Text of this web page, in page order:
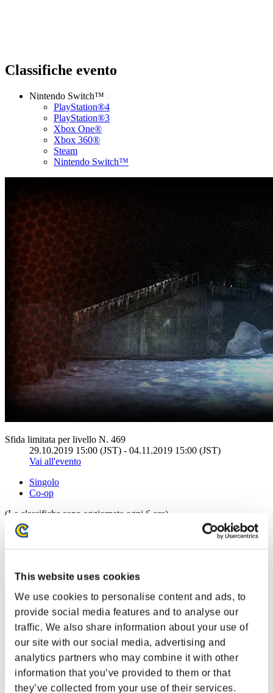
This website uses cookies
We use cookies to personalise content and ads, to
provide social media features and to analyse our
traffic. We also share information about your use of
our site with our social media, advertising and
analytics partners who may combine it with other
information that you’ve provided to them or that
they’ve collected from your use of their services.
Classifiche evento
Nintendo Switch™
PlayStation®4
PlayStation®3
Xbox One®
Xbox 360®
Steam
Nintendo Switch™
Sfida limitata per livello N. 469
29.10.2019 15:00 (JST) - 04.11.2019 15:00 (JST)
Vai all'evento
Singolo
Co-op
(Le classifiche sono aggiornate ogni 6 ore)
Classifiche
31